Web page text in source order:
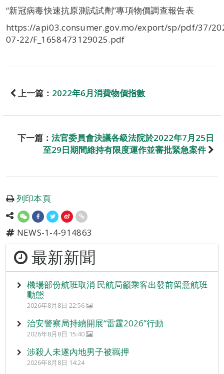
“新冠病毒快速抗原測試試劑”專項物價調查報告表
https://api03.consumer.gov.mo/export/sp/pdf/37/
07-22/F_1658473129025.pdf
上一篇： 2022年6月消費物價指數
下一篇： 法官委員會決議各級法院於2022年7月25日
至29日期間維持有限度運作並審批緊急案件
列印本頁
NEWS-1-4-914863
最新新聞
機場部份航班取消 民航局籲乘客出發前留意航班
動態
2026年8月8日 22:56
治安警察局持續開展“雷霆2026”行動
2026年8月8日 15:40
涉殺人未遂內地男子被羈押
2026年8月8日 14:24